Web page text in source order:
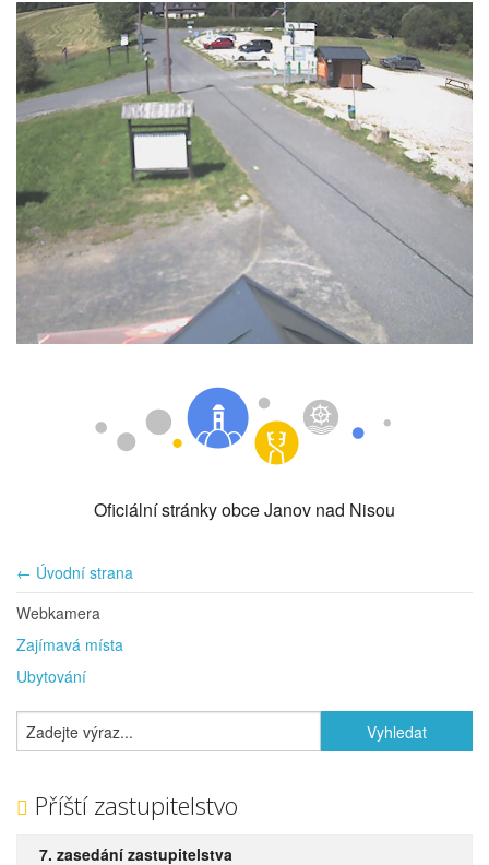
Oficiální stránky obce Janov nad Nisou
← Úvodní strana
Webkamera
Zajímavá místa
Ubytování
Příští zastupitelstvo
7. zasedání zastupitelstva